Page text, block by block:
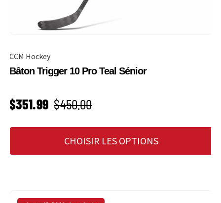
CCM Hockey
Bâton Trigger 10 Pro Teal Sénior
PRIX SOLDÉ
$351.99 Prix habituel
$450.00
CHOISIR LES OPTIONS